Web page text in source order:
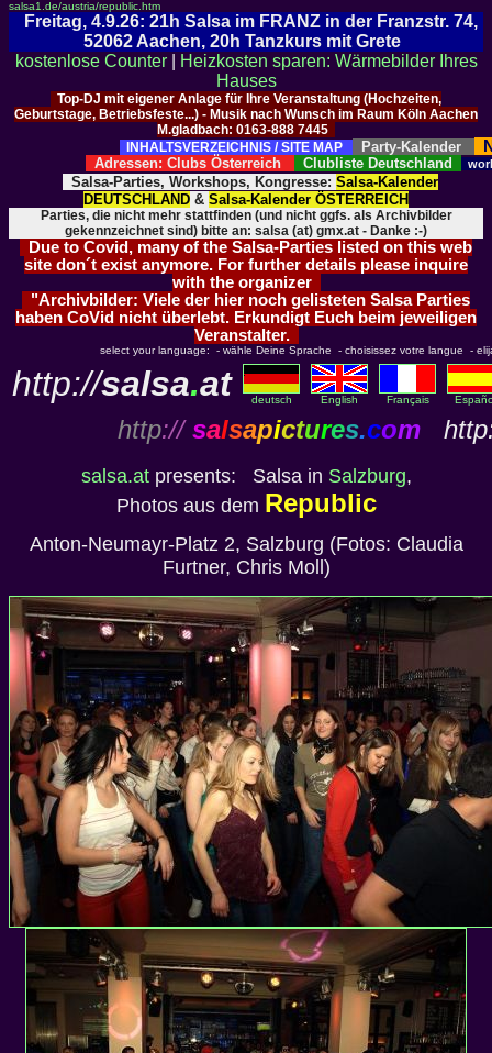
salsa1.de/austria/republic.htm
Freitag, 4.9.26: 21h Salsa im FRANZ in der Franzstr. 74,
52062 Aachen, 20h Tanzkurs mit Grete
kostenlose Counter|
Heizkosten sparen: Wärmebilder Ihres
Hauses
Top-DJ mit eigener Anlage für Ihre Veranstaltung (Hochzeiten,
Geburtstage, Betriebsfeste...) - Musik nach Wunsch im Raum Köln Aachen
M.gladbach: 0163-888 7445
INHALTSVERZEICHNIS / SITE MAP
Party-Kalender
Adressen: Clubs Österreich Clubliste Deutschland
Salsa-Parties, Workshops, Kongresse: Salsa-Kalender
DEUTSCHLAND & Salsa-Kalender ÖSTERREICH
Parties, die nicht mehr stattfinden (und nicht ggfs. als Archivbilder
gekennzeichnet sind) bitte an: salsa (at) gmx.at - Danke :-)
Due to Covid, many of the Salsa-Parties listed on this web
site don´t exist anymore. For further details please inquire
with the organizer
"Archivbilder: Viele der hier noch gelisteten Salsa Parties
haben CoVid nicht überlebt. Erkundigt Euch beim jeweiligen
Veranstalter.
select your language: - wähle Deine Sprache - choisissez votre langue -
http://salsa.at deutsch English Français
http:// salsapictures.com
salsa.at presents: Salsa in Salzburg,
Photos aus dem Republic
Anton-Neumayr-Platz 2, Salzburg (Fotos: Claudia
Furtner, Chris Moll)